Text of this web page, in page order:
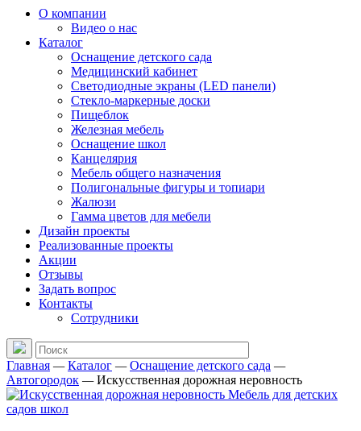
О компании
Видео о нас
Каталог
Оснащение детского сада
Медицинский кабинет
Светодиодные экраны (LED панели)
Стекло-маркерные доски
Пищеблок
Железная мебель
Оснащение школ
Канцелярия
Мебель общего назначения
Полигональные фигуры и топиари
Жалюзи
Гамма цветов для мебели
Дизайн проекты
Реализованные проекты
Акции
Отзывы
Задать вопрос
Контакты
Сотрудники
Главная —Каталог —Оснащение детского сада —
Автогородок —Искусственная дорожная неровность